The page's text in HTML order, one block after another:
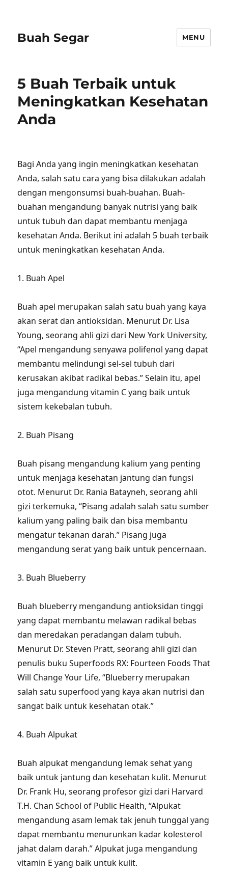
Buah Segar MENU
5 Buah Terbaik untuk
Meningkatkan Kesehatan
Anda
Bagi Anda yang ingin meningkatkan kesehatan
Anda, salah satu cara yang bisa dilakukan adalah
dengan mengonsumsi buah-buahan. Buah-
buahan mengandung banyak nutrisi yang baik
untuk tubuh dan dapat membantu menjaga
kesehatan Anda. Berikut ini adalah 5 buah terbaik
untuk meningkatkan kesehatan Anda.
1. Buah Apel
Buah apel merupakan salah satu buah yang kaya
akan serat dan antioksidan. Menurut Dr. Lisa
Young, seorang ahli gizi dari New York University,
“Apel mengandung senyawa polifenol yang dapat
membantu melindungi sel-sel tubuh dari
kerusakan akibat radikal bebas.” Selain itu, apel
juga mengandung vitamin C yang baik untuk
sistem kekebalan tubuh.
2. Buah Pisang
Buah pisang mengandung kalium yang penting
untuk menjaga kesehatan jantung dan fungsi
otot. Menurut Dr. Rania Batayneh, seorang ahli
gizi terkemuka, “Pisang adalah salah satu sumber
kalium yang paling baik dan bisa membantu
mengatur tekanan darah.” Pisang juga
mengandung serat yang baik untuk pencernaan.
3. Buah Blueberry
Buah blueberry mengandung antioksidan tinggi
yang dapat membantu melawan radikal bebas
dan meredakan peradangan dalam tubuh.
Menurut Dr. Steven Pratt, seorang ahli gizi dan
penulis buku Superfoods RX: Fourteen Foods That
Will Change Your Life, “Blueberry merupakan
salah satu superfood yang kaya akan nutrisi dan
sangat baik untuk kesehatan otak.”
4. Buah Alpukat
Buah alpukat mengandung lemak sehat yang
baik untuk jantung dan kesehatan kulit. Menurut
Dr. Frank Hu, seorang profesor gizi dari Harvard
T.H. Chan School of Public Health, “Alpukat
mengandung asam lemak tak jenuh tunggal yang
dapat membantu menurunkan kadar kolesterol
jahat dalam darah.” Alpukat juga mengandung
vitamin E yang baik untuk kulit.